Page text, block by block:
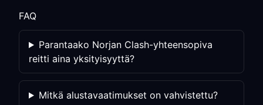
FAQ
Parantaako Norjan Clash-yhteensopiva
reitti aina yksityisyyttä?
Mitkä alustavaatimukset on vahvistettu?